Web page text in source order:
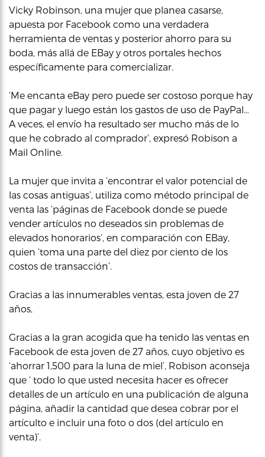
Vicky Robinson, una mujer que planea casarse,
apuesta por Facebook como una verdadera
herramienta de ventas y posterior ahorro para su
boda, más allá de EBay y otros portales hechos
específicamente para comercializar.
‘Me encanta eBay pero puede ser costoso porque hay
que pagar y luego están los gastos de uso de PayPal…
A veces, el envío ha resultado ser mucho más de lo
que he cobrado al comprador’, expresó Robison a
Mail Online.
La mujer que invita a ‘encontrar el valor potencial de
las cosas antiguas’, utiliza como método principal de
venta las ‘páginas de Facebook donde se puede
vender artículos no deseados sin problemas de
elevados honorarios’, en comparación con EBay,
quien ‘toma una parte del diez por ciento de los
costos de transacción’.
Gracias a las innumerables ventas, esta joven de 27
años,
Gracias a la gran acogida que ha tenido las ventas en
Facebook de esta joven de 27 años, cuyo objetivo es
‘ahorrar 1,500 para la luna de miel’, Robison aconseja
que ‘ todo lo que usted necesita hacer es ofrecer
detalles de un artículo en una publicación de alguna
página, añadir la cantidad que desea cobrar por el
artículto e incluir una foto o dos (del artículo en
venta)’.